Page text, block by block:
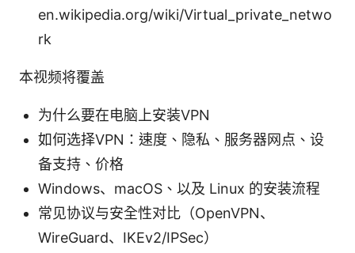
en.wikipedia.org/wiki/Virtual_private_netwo
rk
本视频将覆盖
为什么要在电脑上安装VPN
如何选择VPN：速度、隐私、服务器网点、设
备支持、价格
Windows、macOS、以及 Linux 的安装流程
常见协议与安全性对比（OpenVPN、
WireGuard、IKEv2/IPSec）